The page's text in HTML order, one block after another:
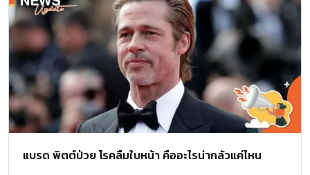
แบรด พิตต์ป่วย โรคลืมใบหน้า คืออะไรน่ากลัวแค่ไหน